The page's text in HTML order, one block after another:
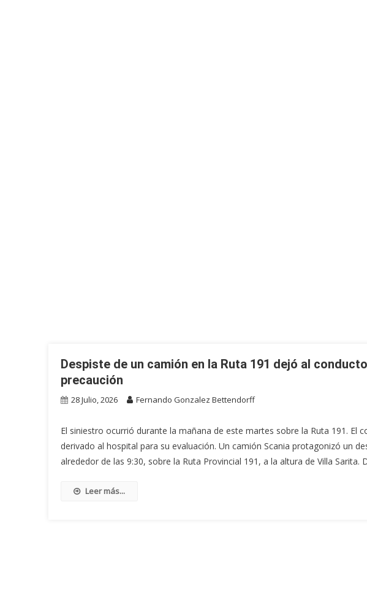
Despiste de un camión en la Ruta 191 dejó al
precaución
28 Julio, 2026 Fernando Gonzalez Bettendorff
El siniestro ocurrió durante la mañana de este martes sobre la Ruta 191. El
derivado al hospital para su evaluación. Un camión Scania protagonizó un
alrededor de las 9:30, sobre la Ruta Provincial 191, a la altura de Villa Sarita.
Leer más...